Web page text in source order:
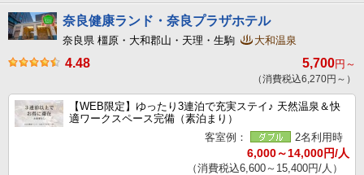
奈良健康ランド・奈良プラザホテル
奈良県 橿原・大和郡山・天理・生駒 大和温泉
4.48 5,700円～
（消費税込6,270円～）
【WEB限定】ゆったり3連泊で充実ステイ♪ 天然温泉＆快
適ワークスペース完備（素泊まり）
客室例：
2名利用時
6,000～14,000円/人
（消費税込6,600～15,400円/人）